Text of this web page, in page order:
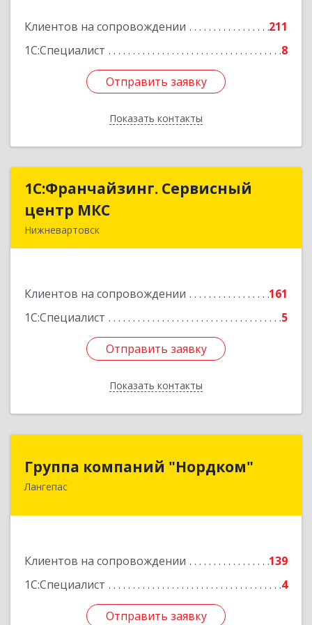
Клиентов на сопровождении
211
1С:Специалист
8
Отправить заявку
Показать контакты
Подробнее
Отправить заявку
Назад
1С:Франчайзинг. Сервисный
центр МКС
Нижневартовск
Клиентов на сопровождении
161
1С:Специалист
5
Отправить заявку
Показать контакты
1С:Франчайзинг. Сервисный
Подробнее
Отправить заявку
Назад
Группа компаний "Нордком"
Лангепас
Клиентов на сопровождении
139
1С:Специалист
4
Отправить заявку
Группа компаний "Нордком"
628672, Тюменская обл, Лангепас г., Солнечная
Отправить заявку